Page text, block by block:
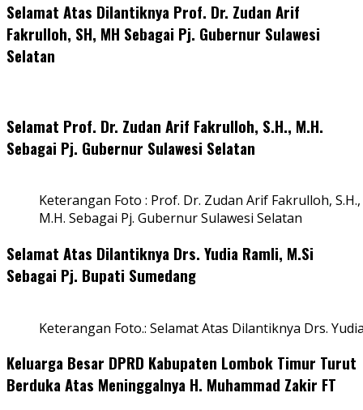
Selamat Atas Dilantiknya Prof. Dr. Zudan Arif
Fakrulloh, SH, MH Sebagai Pj. Gubernur Sulawesi
Selatan
Selamat Prof. Dr. Zudan Arif Fakrulloh, S.H., M.H.
Sebagai Pj. Gubernur Sulawesi Selatan
Keterangan Foto : Prof. Dr. Zudan Arif Fakrulloh, S.H.,
M.H. Sebagai Pj. Gubernur Sulawesi Selatan
Selamat Atas Dilantiknya Drs. Yudia Ramli, M.Si
Sebagai Pj. Bupati Sumedang
Keterangan Foto.: Selamat Atas Dilantiknya Drs.
Keluarga Besar DPRD Kabupaten Lombok Timur Turut
Berduka Atas Meninggalnya H. Muhammad Zakir FT